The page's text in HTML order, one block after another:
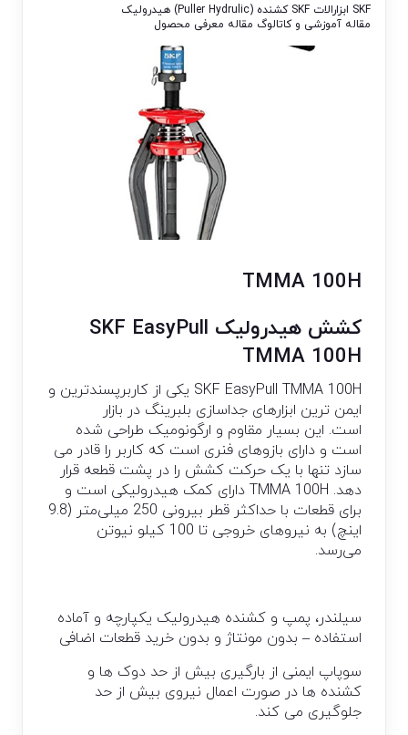
SKF ابزارالات SKF
کشنده (Puller Hydrulic) هیدرولیک
مقاله آموزشی و کاتالوگ مقاله معرفی محصول
TMMA 100H
کشش هیدرولیک SKF EasyPull
TMMA 100H
SKF EasyPull TMMA 100H یکی از کاربرپسندترین و
ایمن ترین ابزارهای جداسازی بلبرینگ در بازار
است. این بسیار مقاوم و ارگونومیک طراحی شده
است و دارای بازوهای فنری است که کاربر را قادر می
سازد تنها با یک حرکت کشش را در پشت قطعه قرار
دهد. TMMA 100H دارای کمک هیدرولیکی است و
برای قطعات با حداکثر قطر بیرونی 250 میلی‌متر (9.8
اینچ) به نیروهای خروجی تا 100 کیلو نیوتن
می‌رسد.
سیلندر، پمپ و کشنده هیدرولیک یکپارچه و آماده
استفاده – بدون مونتاژ و بدون خرید قطعات اضافی
سوپاپ ایمنی از بارگیری بیش از حد دوک ها و
کشنده ها در صورت اعمال نیروی بیش از حد
جلوگیری می کند.